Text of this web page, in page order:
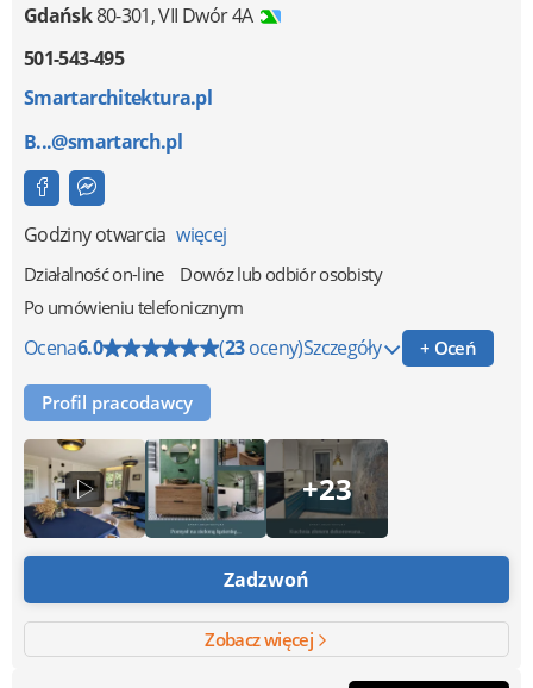
Gdańsk80-301,VII Dwór 4A
501-543-495
Smartarchitektura.pl
B...@smartarch.pl
Godziny otwarcia więcej
Działalność on-line
Dowóz lub odbiór osobisty
Po umówieniu telefonicznym
Ocena6.0 (23oceny)Szczegóły + Oceń
Profil pracodawcy
+23
Zadzwoń
Zobacz więcej